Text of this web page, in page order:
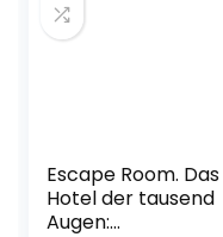
Escape Room. Das
Hotel der tausend
Augen: